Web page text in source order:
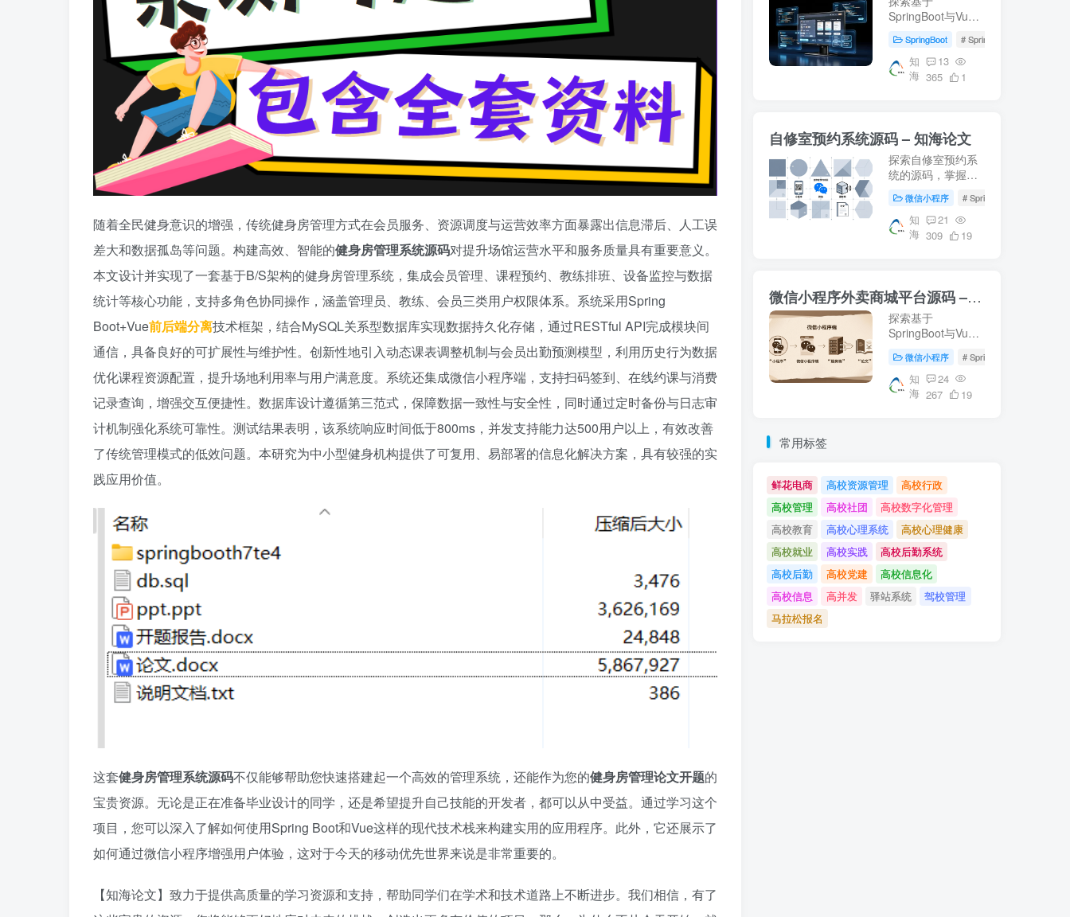
随着全民健身意识的增强，传统健身房管理方式在会员服务、资源调度与运营效率方面暴露出信息滞后、人工误
差大和数据孤岛等问题。构建高效、智能的健身房管理系统源码对提升场馆运营水平和服务质量具有重要意义。
本文设计并实现了一套基于B/S架构的健身房管理系统，集成会员管理、课程预约、教练排班、设备监控与数据
统计等核心功能，支持多角色协同操作，涵盖管理员、教练、会员三类用户权限体系。系统采用Spring
Boot+Vue前后端分离技术框架，结合MySQL关系型数据库实现数据持久化存储，通过RESTful API完成模块间
通信，具备良好的可扩展性与维护性。创新性地引入动态课表调整机制与会员出勤预测模型，利用历史行为数据
优化课程资源配置，提升场地利用率与用户满意度。系统还集成微信小程序端，支持扫码签到、在线约课与消费
记录查询，增强交互便捷性。数据库设计遵循第三范式，保障数据一致性与安全性，同时通过定时备份与日志审
计机制强化系统可靠性。测试结果表明，该系统响应时间低于800ms，并发支持能力达500用户以上，有效改善
了传统管理模式的低效问题。本研究为中小型健身机构提供了可复用、易部署的信息化解决方案，具有较强的实
践应用价值。
这套健身房管理系统源码不仅能够帮助您快速搭建起一个高效的管理系统，还能作为您的健身房管理论文开题的
宝贵资源。无论是正在准备毕业设计的同学，还是希望提升自己技能的开发者，都可以从中受益。通过学习这个
项目，您可以深入了解如何使用Spring Boot和Vue这样的现代技术栈来构建实用的应用程序。此外，它还展示了
如何通过微信小程序增强用户体验，这对于今天的移动优先世界来说是非常重要的。
【知海论文】致力于提供高质量的学习资源和支持，帮助同学们在学术和技术道路上不断进步。我们相信，有了
SpringBoot与Vue
码，适用于毕业设
计及项目实战。涵
盖前端(html, js,
置(jdk1.8+, mysql,
maven)指南。获取
更多开发资料访...
SpringBoot # SpringBoot
知
海
13
365
1
自修室预约系统源码 – 知海论文
探索自修室预约系
统的源码，掌握
SpringBoot、Vue
等核心技术。适合
校园资源管理及毕
业设计参考。【知
微信小程序 # SpringBoot
知
海
21
309
19
微信小程序外卖商城平台源码 – 知海论文
探索基于
SpringBoot与Vue
商城平台源码，涵
盖从数据库设计到
前后端实现的完整
论文。
微信小程序 # SpringBoot
知
海
24
267
19
常用标签
鲜花电商 高校资源管理
高校行政
高校管理
高校社团
高校数字化管理
高校教育
高校心理系统
高校心理健康
高校就业
高校实践
高校后勤系统
高校后勤
高校党建
高校信息化
高校信息
高并发 驿站系统
驾校管理
马拉松报名